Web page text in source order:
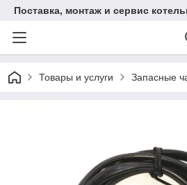
Поставка, монтаж и сервис
Товары и услуги Запасные